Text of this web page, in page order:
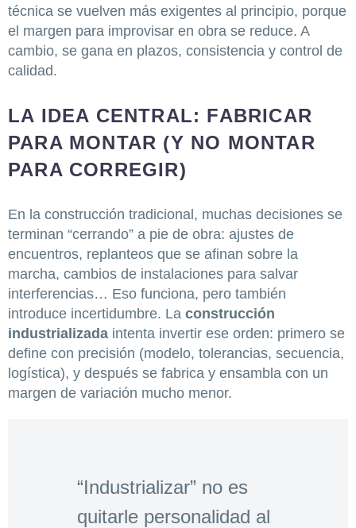
técnica se vuelven más exigentes al principio, porque
el margen para improvisar en obra se reduce. A
cambio, se gana en plazos, consistencia y control de
calidad.
LA IDEA CENTRAL: FABRICAR
PARA MONTAR (Y NO MONTAR
PARA CORREGIR)
En la construcción tradicional, muchas decisiones se
terminan “cerrando” a pie de obra: ajustes de
encuentros, replanteos que se afinan sobre la
marcha, cambios de instalaciones para salvar
interferencias… Eso funciona, pero también
introduce incertidumbre. La construcción
industrializada intenta invertir ese orden: primero se
define con precisión (modelo, tolerancias, secuencia,
logística), y después se fabrica y ensambla con un
margen de variación mucho menor.
“Industrializar” no es
quitarle personalidad al